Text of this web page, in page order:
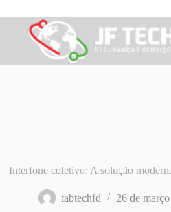
para
conteúdo
Interfone coletivo: A solução
tabtechfd 26 de